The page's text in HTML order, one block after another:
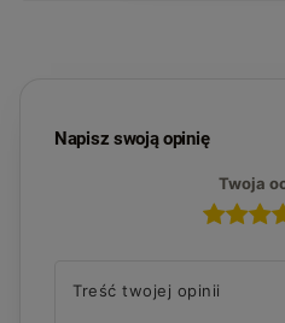
Napisz swoją opinię
Twoja
Treść twojej opinii